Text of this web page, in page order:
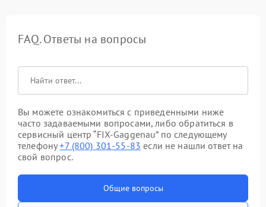
FAQ. Ответы на вопросы
Вы можете ознакомиться с приведенными ниже
часто задаваемыми вопросами, либо обратиться в
сервисный центр “FIX-Gaggenau” по следующему
телефону+7 (800) 301-55-83 если не нашли ответ на
свой вопрос.
Общие вопросы